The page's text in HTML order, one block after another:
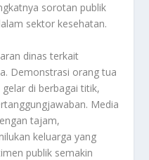
sorotan publik
sektor kesehatan.
dinas terkait
Demonstrasi orang tua
di berbagai titik,
Media
tajam,
keluarga yang
publik semakin